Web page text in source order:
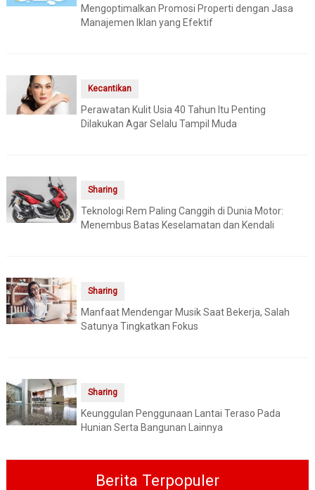
Mengoptimalkan Promosi Properti dengan Jasa
Manajemen Iklan yang Efektif
Kecantikan
Perawatan Kulit Usia 40 Tahun Itu Penting
Dilakukan Agar Selalu Tampil Muda
Sharing
Teknologi Rem Paling Canggih di Dunia Motor:
Menembus Batas Keselamatan dan Kendali
Sharing
Manfaat Mendengar Musik Saat Bekerja, Salah
Satunya Tingkatkan Fokus
Sharing
Keunggulan Penggunaan Lantai Teraso Pada
Hunian Serta Bangunan Lainnya
Berita Terpopuler